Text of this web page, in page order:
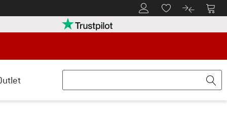
Til kundekontoenTil huskesedlen.
Til Til
her Åbnes i en infoboks Vi er Trustpilot-certificeret -